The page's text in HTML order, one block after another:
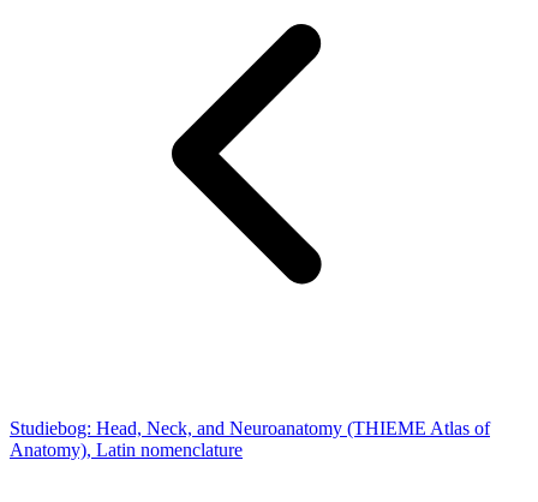
Studiebog: Head, Neck, and Neuroanatomy (THIEME Atlas of
Anatomy), Latin nomenclature